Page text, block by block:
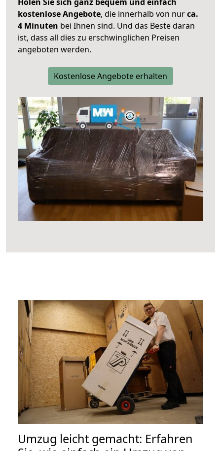
kostenlose Angebote, die innerhalb von nurca.
4 Minuten bei Ihnen sind. Und das Beste daran
ist, dass all dies zu erschwinglichen Preisen
angeboten werden.
Kostenlose Angebote erhalten
Umzug leicht gemacht: Erfahren